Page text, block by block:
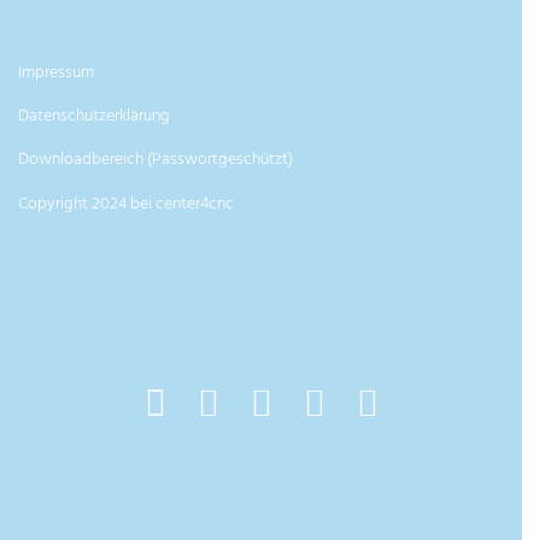
Impressum
Datenschutzerklärung
Downloadbereich (Passwortgeschützt)
Copyright 2024 bei center4cnc